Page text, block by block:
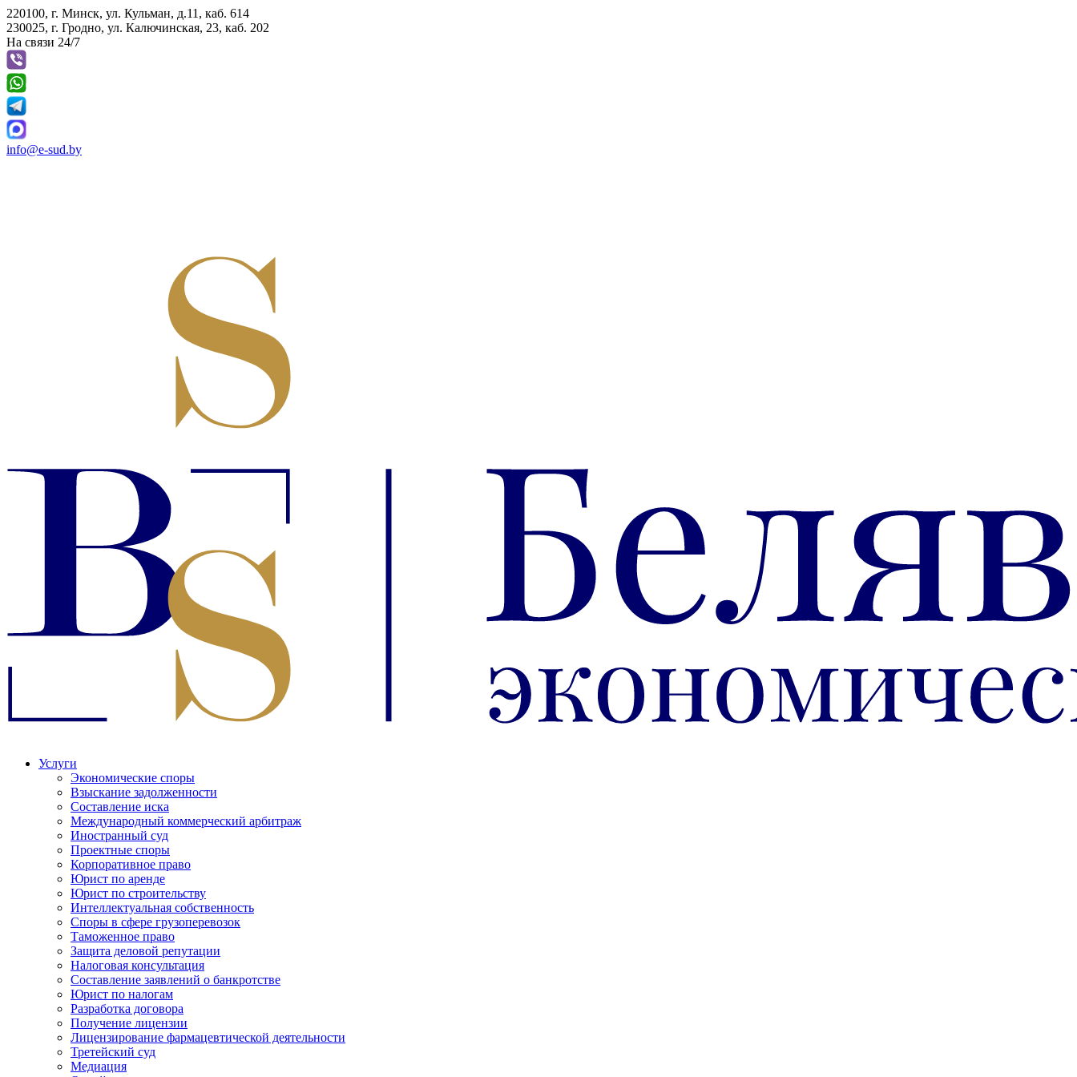
220100, г. Минск, ул. Кульман, д.11, каб. 614
230025, г. Гродно, ул. Калючинская, 23, каб. 202
На связи 24/7
info@e-sud.by
Услуги
Экономические споры
Взыскание задолженности
Составление иска
Международный коммерческий арбитраж
Иностранный суд
Проектные споры
Корпоративное право
Юрист по аренде
Юрист по строительству
Интеллектуальная собственность
Споры в сфере грузоперевозок
Таможенное право
Защита деловой репутации
Налоговая консультация
Составление заявлений о банкротстве
Юрист по налогам
Разработка договора
Получение лицензии
Лицензирование фармацевтической деятельности
Третейский суд
Медиация